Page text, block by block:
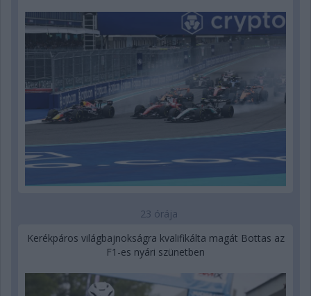
23 órája
Kerékpáros világbajnokságra kvalifikálta magát Bottas az
F1-es nyári szünetben